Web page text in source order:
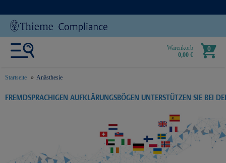
Warenkorb
0,00 €
0
Startseite Anästhesie
text.skipToContent
text.skipToNavigation
FREMDSPRACHIGEN AUFKLÄRUNGSBÖGEN UNTERSTÜTZEN SIE BEI